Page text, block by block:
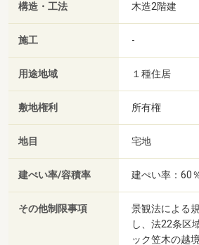
構造・工法 木造2階建
施工 -
用途地域 １種住居
敷地権利 所有権
地目 宅地
建ぺい率/容積率 建ぺい率：60
その他制限事項
景観法による
し、法22条区
ック笠木の越